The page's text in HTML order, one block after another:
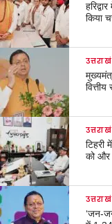
किया
को और
‘जन-